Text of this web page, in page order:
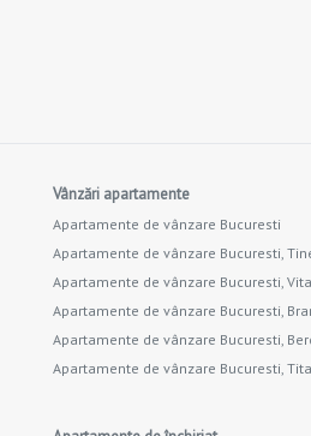
Vânzări apartamente
Apartamente de vânzare Bucuresti
Apartamente de vânzare Bucuresti,
Apartamente de vânzare Bucuresti,
Apartamente de vânzare Bucuresti,
Apartamente de vânzare Bucuresti,
Apartamente de vânzare Bucuresti,